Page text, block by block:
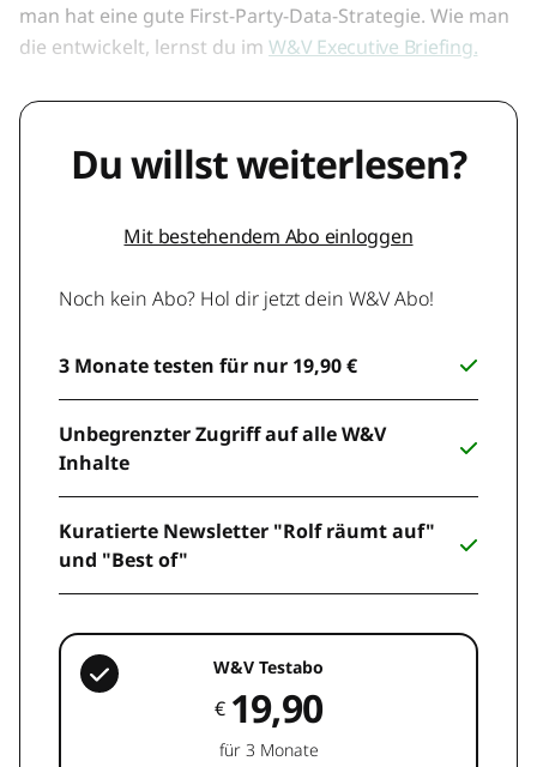
man hat eine gute First-Party-Data-Strategie. Wie man
die entwickelt, lernst du im W&V Executive Briefing.
Du willst weiterlesen?
Mit bestehendem Abo einloggen
Noch kein Abo? Hol dir jetzt dein W&V Abo!
3 Monate testen für nur 19,90 €
Unbegrenzter Zugriff auf alle W&V
Inhalte
Kuratierte Newsletter "Rolf räumt auf"
und "Best of"
W&V Testabo
€ 19,90
für 3 Monate